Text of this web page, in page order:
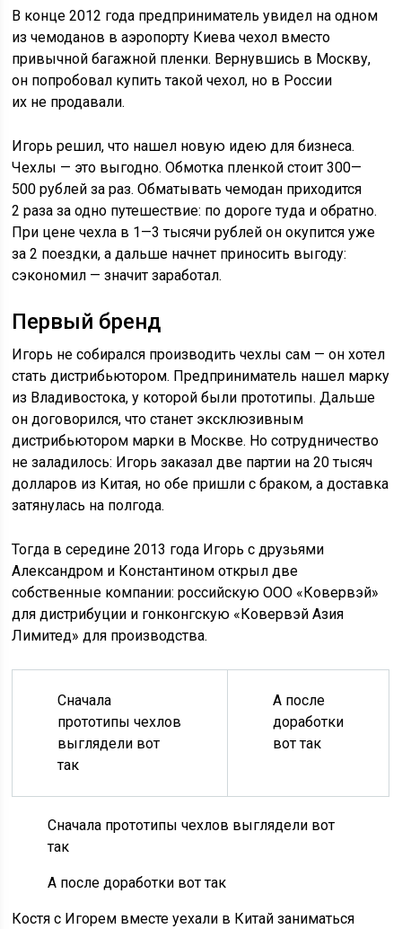
В конце 2012 года предприниматель увидел на одном
из чемоданов в аэропорту Киева чехол вместо
привычной багажной пленки. Вернувшись в Москву,
он попробовал купить такой чехол, но в России
их не продавали.
Игорь решил, что нашел новую идею для бизнеса.
Чехлы — это выгодно. Обмотка пленкой стоит 300—
500 рублей за раз. Обматывать чемодан приходится
2 раза за одно путешествие: по дороге туда и обратно.
При цене чехла в 1—3 тысячи рублей он окупится уже
за 2 поездки, а дальше начнет приносить выгоду:
сэкономил — значит заработал.
Первый бренд
Игорь не собирался производить чехлы сам — он хотел
стать дистрибьютором. Предприниматель нашел марку
из Владивостока, у которой были прототипы. Дальше
он договорился, что станет эксклюзивным
дистрибьютором марки в Москве. Но сотрудничество
не заладилось: Игорь заказал две партии на 20 тысяч
долларов из Китая, но обе пришли с браком, а доставка
затянулась на полгода.
Тогда в середине 2013 года Игорь с друзьями
Александром и Константином открыл две
собственные компании: российскуюООО «Ковервэй»
для дистрибуции и гонконгскую «Ковервэй Азия
Лимитед» для производства.
Сначала
прототипы чехлов
выглядели вот
так
А после
доработки
вот так
Сначала прототипы чехлов выглядели вот
так
А после доработки вот так
Костя с Игорем вместе уехали в Китай заниматься